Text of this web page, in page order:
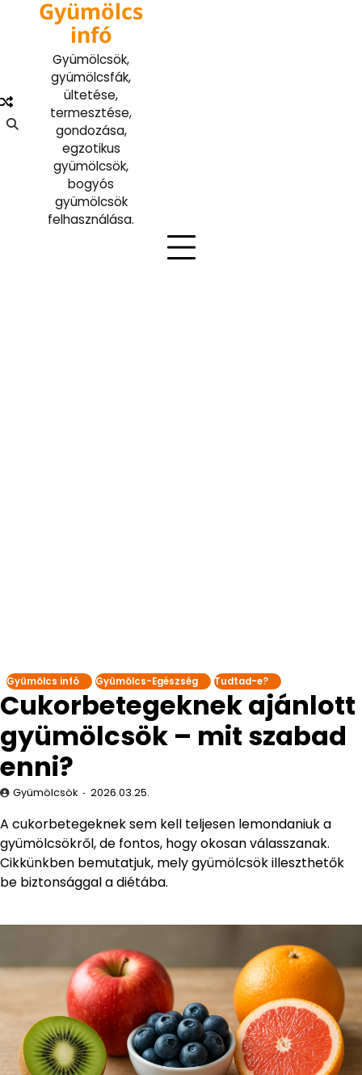
Gyümölcs
infó
Gyümölcsök,
gyümölcsfák,
ültetése,
termesztése,
gondozása,
egzotikus
gyümölcsök,
bogyós
gyümölcsök
felhasználása.
Gyümölcs infó Gyümölcs-Egészség Tudtad-e?
Cukorbetegeknek ajánlott
gyümölcsök – mit szabad
enni?
Gyümölcsök 2026.03.25.
A cukorbetegeknek sem kell teljesen lemondaniuk a
gyümölcsökről, de fontos, hogy okosan válasszanak.
Cikkünkben bemutatjuk, mely gyümölcsök illeszthetők
be biztonsággal a diétába.